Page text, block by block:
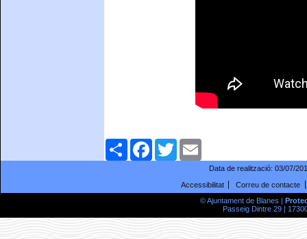
ComparteixFacebookTwitter
Data de realització: 03/07/
Accessibilitat
Correu de contacte
© Ajuntament de Blanes |
Passeig Dintre 29 |